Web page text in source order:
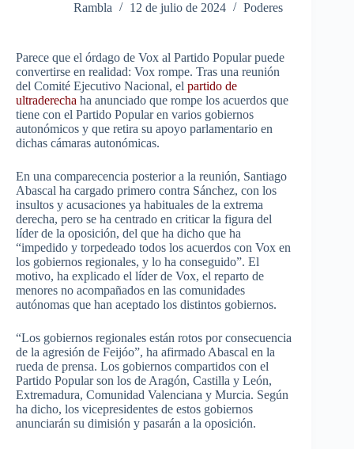
Rambla 12 de julio de 2024 Poderes
Parece que el órdago de Vox al Partido Popular puede
convertirse en realidad: Vox rompe. Tras una reunión
del Comité Ejecutivo Nacional, el partido de
ultraderecha ha anunciado que rompe los acuerdos que
tiene con el Partido Popular en varios gobiernos
autonómicos y que retira su apoyo parlamentario en
dichas cámaras autonómicas.
En una comparecencia posterior a la reunión, Santiago
Abascal ha cargado primero contra Sánchez, con los
insultos y acusaciones ya habituales de la extrema
derecha, pero se ha centrado en criticar la figura del
líder de la oposición, del que ha dicho que ha
“impedido y torpedeado todos los acuerdos con Vox en
los gobiernos regionales, y lo ha conseguido”. El
motivo, ha explicado el líder de Vox, el reparto de
menores no acompañados en las comunidades
autónomas que han aceptado los distintos gobiernos.
“Los gobiernos regionales están rotos por consecuencia
de la agresión de Feijóo”, ha afirmado Abascal en la
rueda de prensa. Los gobiernos compartidos con el
Partido Popular son los de Aragón, Castilla y León,
Extremadura, Comunidad Valenciana y Murcia. Según
ha dicho, los vicepresidentes de estos gobiernos
anunciarán su dimisión y pasarán a la oposición.